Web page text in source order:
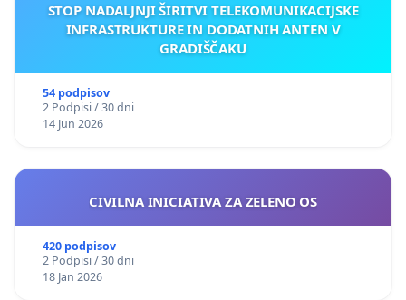
STOP NADALJNJI ŠIRITVI TELEKOMUNIKACIJSKE
INFRASTRUKTURE IN DODATNIH ANTEN V
GRADIŠČAKU
54 podpisov
2 Podpisi / 30 dni
14 Jun 2026
CIVILNA INICIATIVA ZA ZELENO OS
420 podpisov
2 Podpisi / 30 dni
18 Jan 2026